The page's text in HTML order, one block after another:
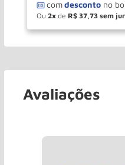
Ou 2 de R$ 37 73
＋
－
Avaliações